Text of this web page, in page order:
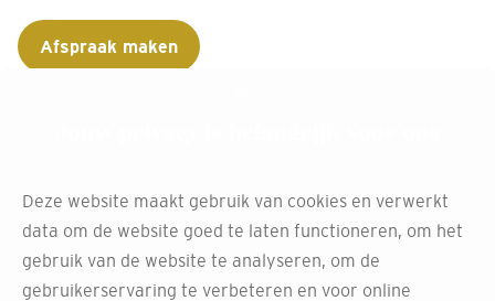
Afspraak maken
gordijnen bij Decokay
Goes
Deze website maakt gebruik van cookies en verwerkt
data om de website goed te laten functioneren, om het
gebruik van de website te analyseren, om de
gebruikerservaring te verbeteren en voor online